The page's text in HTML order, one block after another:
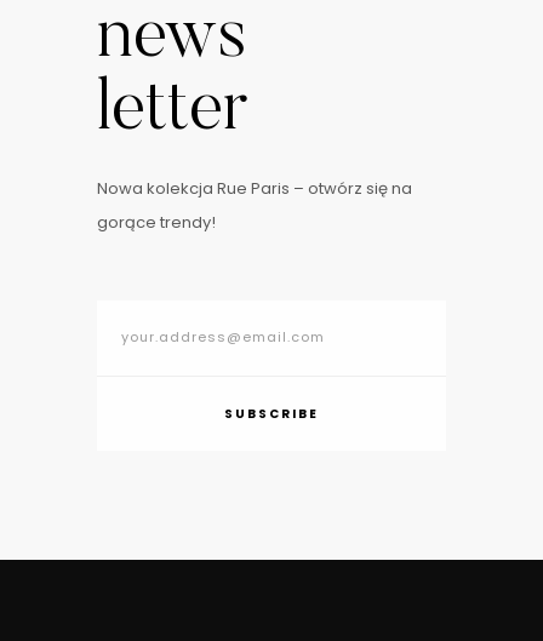
modzie, łącząc wygodę z stylem w sposób niezrównany.
Wywodzące się pierwotnie z wyposażenia sportowego, …
news
letter
Nowa kolekcja Rue Paris – otwórz się na
gorące trendy!
SUBSCRIBE